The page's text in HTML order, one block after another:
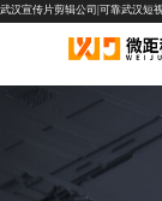
武汉宣传片剪辑公司|可靠武汉短